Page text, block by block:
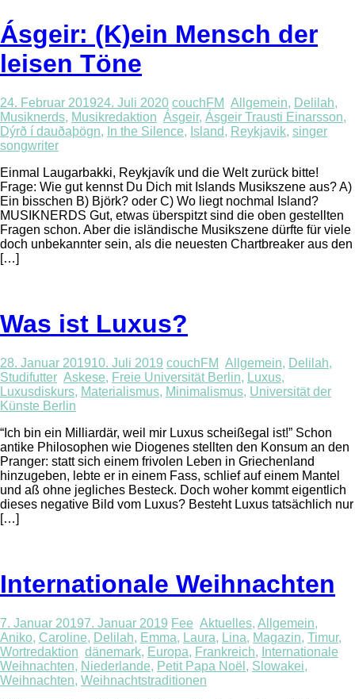
Ásgeir: (K)ein Mensch der
leisen Töne
24. Februar 201924. Juli 2020 couchFM Allgemein, Delilah,
Musiknerds, Musikredaktion Ásgeir, Ásgeir Trausti Einarsson,
Dýrð í dauðaþögn, In the Silence, Island, Reykjavik, singer
songwriter
Einmal Laugarbakki, Reykjavík und die Welt zurück bitte!
Frage: Wie gut kennst Du Dich mit Islands Musikszene aus? A)
Ein bisschen B) Björk? oder C) Wo liegt nochmal Island?
MUSIKNERDS Gut, etwas überspitzt sind die oben gestellten
Fragen schon. Aber die isländische Musikszene dürfte für viele
doch unbekannter sein, als die neuesten Chartbreaker aus den
[…]
Was ist Luxus?
28. Januar 201910. Juli 2019 couchFM Allgemein, Delilah,
Studifutter Askese, Freie Universität Berlin, Luxus,
Luxusdiskurs, Materialismus, Minimalismus, Universität der
Künste Berlin
“Ich bin ein Milliardär, weil mir Luxus scheißegal ist!” Schon
antike Philosophen wie Diogenes stellten den Konsum an den
Pranger: statt sich einem frivolen Leben in Griechenland
hinzugeben, lebte er in einem Fass, schlief auf einem Mantel
und aß ohne jegliches Besteck. Doch woher kommt eigentlich
dieses negative Bild vom Luxus? Besteht Luxus tatsächlich nur
[…]
Internationale Weihnachten
7. Januar 20197. Januar 2019 Fee Aktuelles, Allgemein,
Aniko, Caroline, Delilah, Emma, Laura, Lina, Magazin, Timur,
Wortredaktion dänemark, Europa, Frankreich, Internationale
Weihnachten, Niederlande, Petit Papa Noël , Slowakei,
Weihnachten, Weihnachtstraditionen